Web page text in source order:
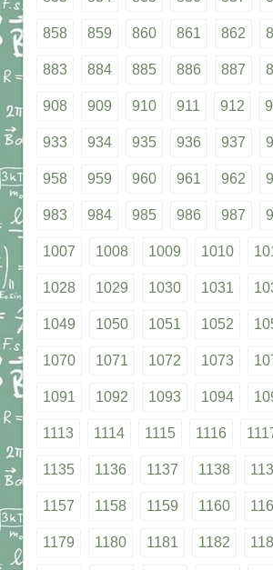
858 859 860 861 862
883 884 885 886 887
908 909 910 911 912
933 934 935 936 937
958 959 960 961 962
983 984 985 986 987
1007 1008 1009 1010
1028 1029 1030 1031
1049 1050 1051 1052
1070 1071 1072 1073
1091 1092 1093 1094
1113 1114 1115 1116
1135 1136 1137 1138
1157 1158 1159 1160
1179 1180 1181 1182